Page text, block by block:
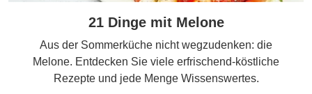
21 Dinge mit Melone
Aus der Sommerküche nicht wegzudenken: die
Melone. Entdecken Sie viele erfrischend-köstliche
Rezepte und jede Menge Wissenswertes.